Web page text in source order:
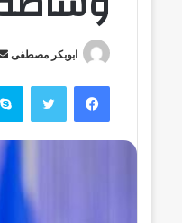
ابوبكر مصطفى
فيسبوك تويتر